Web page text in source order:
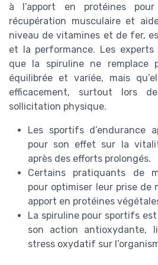
à l’apport en protéines
récupération musculaire et
niveau de vitamines et de fer,
et la performance. Les experts
que la spiruline ne remplace
équilibrée et variée, mais
efficacement, surtout lors
sollicitation physique.
Les sportifs d’endurance
pour son effet sur la
après des efforts prolongés.
Certains pratiquants de
pour optimiser leur prise de
apport en protéines
La spiruline pour sportifs
son action antioxydante,
stress oxydatif sur